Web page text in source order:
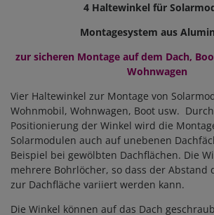
4 Haltewinkel für
Montagesystem aus
zur sicheren Montage auf dem Dach,
Wohnwagen
Vier Haltewinkel zur Montage von
Wohnmobil, Wohnwagen, Boot usw.
Positionierung der Winkel wird die
Solarmodulen auch auf unebenen
Beispiel bei gewölbten Dachflächen. Die
mehrere Bohrlöcher, so dass der Abstand
zur Dachfläche variiert werden kann.
Die Winkel können auf das Dach